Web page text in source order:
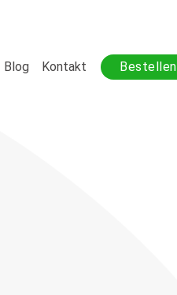
Blog Kontakt Bestellen